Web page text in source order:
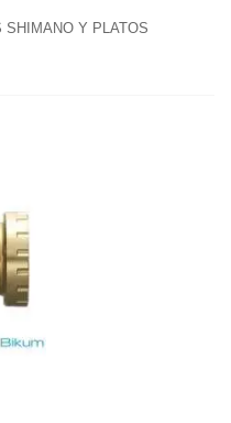
Y PLATOS